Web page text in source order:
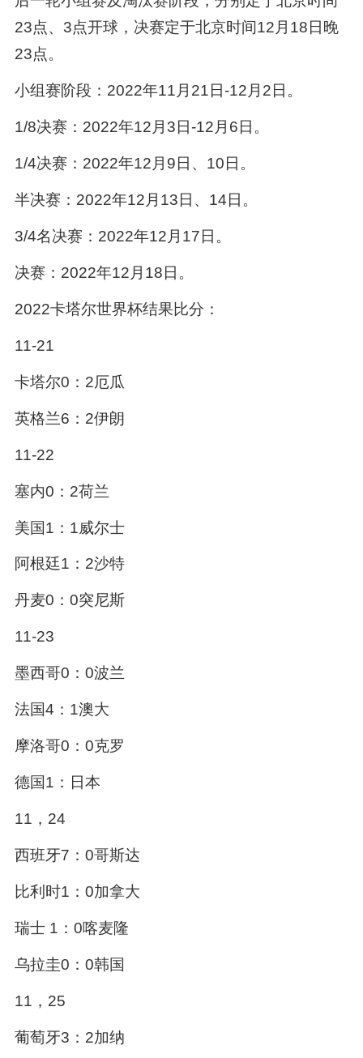
23点、3点开球，决赛定于北京时间12月18日晚
23点。
小组赛阶段：2022年11月21日-12月2日。
1/8决赛：2022年12月3日-12月6日。
1/4决赛：2022年12月9日、10日。
半决赛：2022年12月13日、14日。
3/4名决赛：2022年12月17日。
决赛：2022年12月18日。
2022卡塔尔世界杯结果比分：
11-21
卡塔尔0：2厄瓜
英格兰6：2伊朗
11-22
塞内0：2荷兰
美国1：1威尔士
阿根廷1：2沙特
丹麦0：0突尼斯
11-23
墨西哥0：0波兰
法国4：1澳大
摩洛哥0：0克罗
德国1：日本
11，24
西班牙7：0哥斯达
比利时1：0加拿大
瑞士 1：0喀麦隆
乌拉圭0：0韩国
11，25
葡萄牙3：2加纳